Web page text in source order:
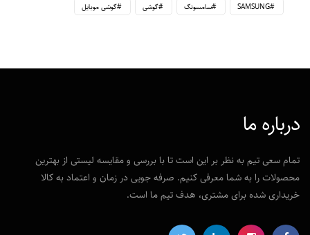
SAMSUNG سامسونگ گوشی گوشی موبایل
درباره ما
تمام سعی تیم به نظر بر این است تا با بررسی و مقایسه لیستی از بهترین
محصولات را به شما معرفی کنیم. صرفه جویی در زمان و اعتماد به کالا
خریداری شده برای مشتری، هدف تیم ما است.